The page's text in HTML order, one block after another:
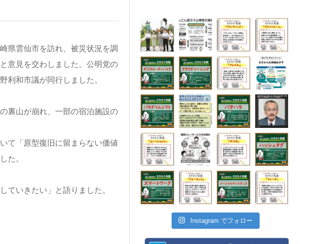
県雲仙市を訪れ、被災状況を調
意見を交わしました。公明党の
利和市議が同行しました。
裏山が崩れ、一部の宿泊施設の
て「原型復旧に留まらない価値
た。
いきたい」と語りました。
Instagram でフォロー